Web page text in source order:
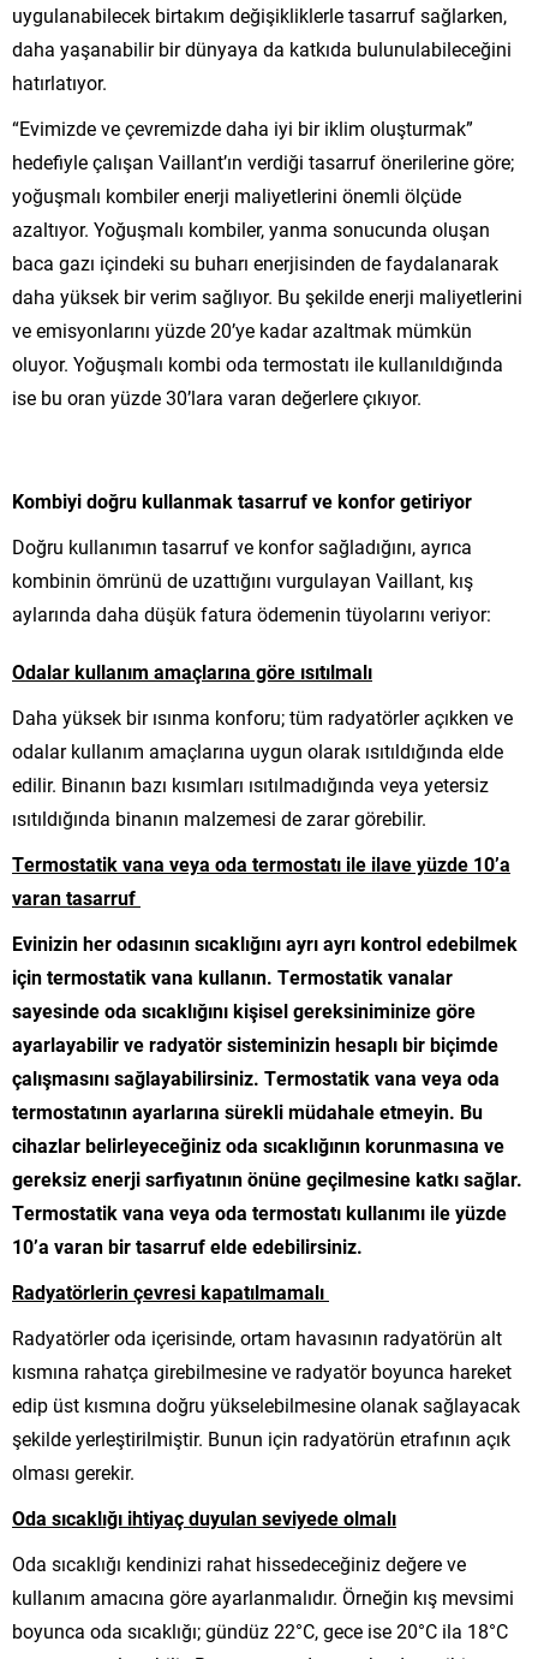
uygulanabilecek birtakım değişikliklerle tasarruf sağlarken,
daha yaşanabilir bir dünyaya da katkıda bulunulabileceğini
hatırlatıyor.
“Evimizde ve çevremizde daha iyi bir iklim oluşturmak”
hedefiyle çalışan Vaillant’ın verdiği tasarruf önerilerine göre;
yoğuşmalı kombiler enerji maliyetlerini önemli ölçüde
azaltıyor. Yoğuşmalı kombiler, yanma sonucunda oluşan
baca gazı içindeki su buharı enerjisinden de faydalanarak
daha yüksek bir verim sağlıyor. Bu şekilde enerji maliyetlerini
ve emisyonlarını yüzde 20’ye kadar azaltmak mümkün
oluyor. Yoğuşmalı kombi oda termostatı ile kullanıldığında
ise bu oran yüzde 30’lara varan değerlere çıkıyor.
Kombiyi doğru kullanmak tasarruf ve konfor getiriyor
Doğru kullanımın tasarruf ve konfor sağladığını, ayrıca
kombinin ömrünü de uzattığını vurgulayan Vaillant, kış
aylarında daha düşük fatura ödemenin tüyolarını veriyor:
Odalar kullanım amaçlarına göre ısıtılmalı
Daha yüksek bir ısınma konforu; tüm radyatörler açıkken ve
odalar kullanım amaçlarına uygun olarak ısıtıldığında elde
edilir. Binanın bazı kısımları ısıtılmadığında veya yetersiz
ısıtıldığında binanın malzemesi de zarar görebilir.
Termostatik vana veya oda termostatı ile ilave yüzde 10’a
varan tasarruf
Evinizin her odasının sıcaklığını ayrı ayrı kontrol edebilmek
için termostatik vana kullanın. Termostatik vanalar
sayesinde oda sıcaklığını kişisel gereksiniminize göre
ayarlayabilir ve radyatör sisteminizin hesaplı bir biçimde
çalışmasını sağlayabilirsiniz. Termostatik vana veya oda
termostatının ayarlarına sürekli müdahale etmeyin. Bu
cihazlar belirleyeceğiniz oda sıcaklığının korunmasına ve
gereksiz enerji sarfiyatının önüne geçilmesine katkı sağlar.
Termostatik vana veya oda termostatı kullanımı ile yüzde
10’a varan bir tasarruf elde edebilirsiniz.
Radyatörlerin çevresi kapatılmamalı
Radyatörler oda içerisinde, ortam havasının radyatörün alt
kısmına rahatça girebilmesine ve radyatör boyunca hareket
edip üst kısmına doğru yükselebilmesine olanak sağlayacak
şekilde yerleştirilmiştir. Bunun için radyatörün etrafının açık
olması gerekir.
Oda sıcaklığı ihtiyaç duyulan seviyede olmalı
Oda sıcaklığı kendinizi rahat hissedeceğiniz değere ve
kullanım amacına göre ayarlanmalıdır. Örneğin kış mevsimi
boyunca oda sıcaklığı; gündüz 22°C, gece ise 20°C ila 18°C